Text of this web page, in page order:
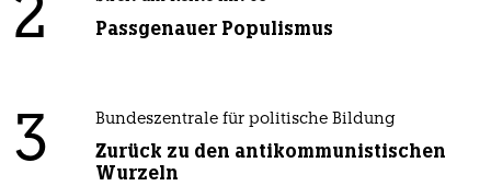
2 Passgenauer Populismus
3 Bundeszentrale für politische Bildung
Zurück zu den antikommunistischen
Wurzeln